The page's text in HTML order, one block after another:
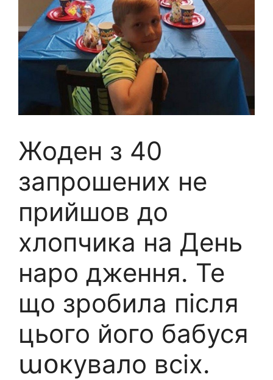
Жоден з 40
запрошених не
прийшов до
хлопчика на День
наро дження. Те
що зробила після
цього його бабуся
աօкувало всіх.